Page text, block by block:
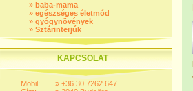
» baba-mama
» egészséges életmód
» gyógynövények
» Sztárinterjúk
KAPCSOLAT
Mobil:
» +36 30 7262 647